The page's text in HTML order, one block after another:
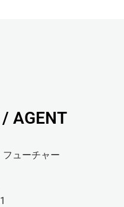
AGENT
ューチャー